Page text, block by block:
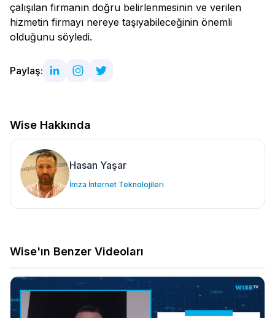
çalışılan firmanın doğru belirlenmesinin ve verilen
hizmetin firmayı nereye taşıyabileceğinin önemli
olduğunu söyledi.
Paylaş:
Wise Hakkında
Hasan Yaşar
İmza İnternet Teknolojileri
Wise'ın Benzer Videoları